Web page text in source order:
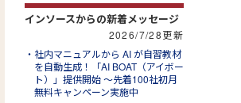
インソースからの新着メッセージ
2026/7/28更新
社内マニュアルから AI が自習教材
を自動生成！「AI BOAT（アイボー
ト）」提供開始 ～先着100社初月
無料キャンペーン実施中